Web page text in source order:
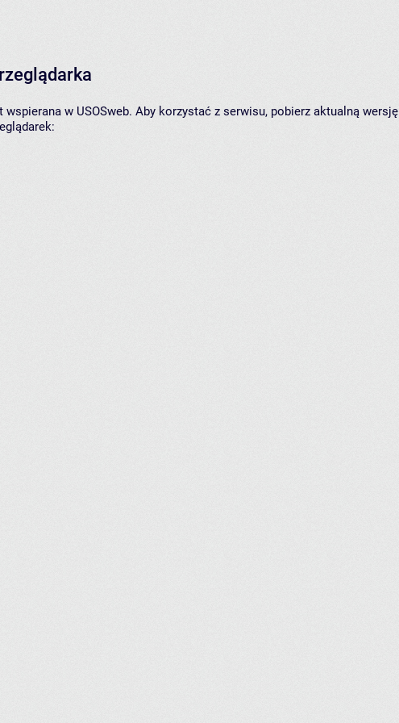
wspierana w USOSweb. Aby korzystać z serwisu, pobierz aktualną wersję